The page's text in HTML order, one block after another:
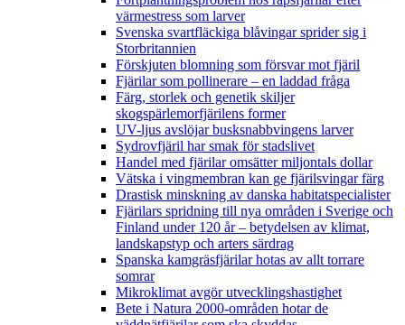
värmestress som larver
Svenska svartfläckiga blåvingar sprider sig i
Storbritannien
Förskjuten blomning som försvar mot fjäril
Fjärilar som pollinerare – en laddad fråga
Färg, storlek och genetik skiljer
skogspärlemorfjärilens former
UV-ljus avslöjar busksnabbvingens larver
Sydrovfjäril har smak för stadslivet
Handel med fjärilar omsätter miljontals dollar
Vätska i vingmembran kan ge fjärilsvingar färg
Drastisk minskning av danska habitatspecialister
Fjärilars spridning till nya områden i Sverige och
Finland under 120 år– betydelsen av klimat,
landskapstyp och arters särdrag
Spanska kamgräsfjärilar hotas av allt torrare
somrar
Mikroklimat avgör utvecklingshastighet
Bete i Natura 2000-områden hotar de